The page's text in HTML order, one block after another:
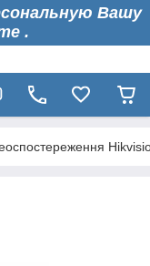
Вашу
.